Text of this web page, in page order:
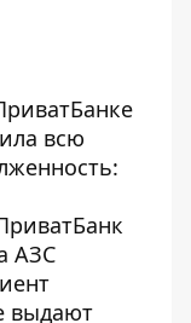
всю
АЗС
выдают